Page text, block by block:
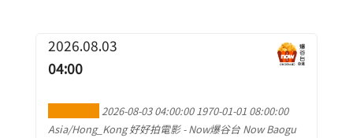
2026.08.03
04:00
2026-08-03 04:00:00 1970-01-01 08:00:00
Asia/Hong_Kong 好好拍電影 - Now爆谷台 Now Baogu